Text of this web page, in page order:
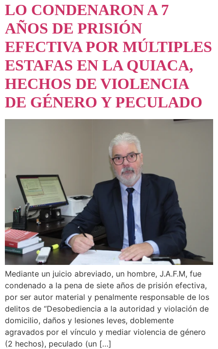
LO CONDENARON A 7
AÑOS DE PRISIÓN
EFECTIVA POR MÚLTIPLES
ESTAFAS EN LA QUIACA,
HECHOS DE VIOLENCIA
DE GÉNERO Y PECULADO
Mediante un juicio abreviado, un hombre, J.A.F.M, fue
condenado a la pena de siete años de prisión efectiva,
por ser autor material y penalmente responsable de los
delitos de “Desobediencia a la autoridad y violación de
domicilio, daños y lesiones leves, doblemente
agravados por el vínculo y mediar violencia de género
(2 hechos), peculado (un […]